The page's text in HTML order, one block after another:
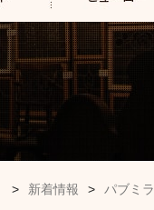
> 新着情報 > パブミ